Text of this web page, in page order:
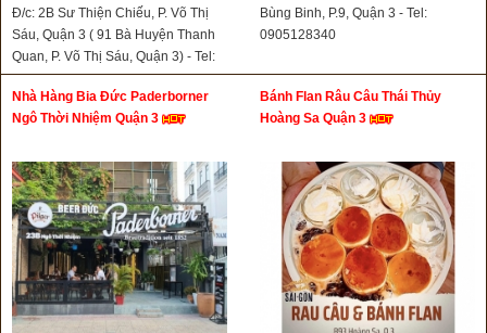
Đ/c: 2B Sư Thiện Chiếu, P. Võ Thị
Sáu, Quận 3 ( 91 Bà Huyện Thanh
Quan, P. Võ Thị Sáu, Quận 3) - Tel:
0903826414
Bùng Binh, P.9, Quận 3 - Tel:
0905128340
Nhà Hàng Bia Đức Paderborner
Ngô Thời Nhiệm Quận 3
Bánh Flan Râu Câu Thái Thủy
Hoàng Sa Quận 3